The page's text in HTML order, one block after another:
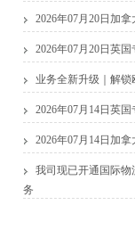
2026年07月20日加
2026年07月20日英
业务全新升级｜解锁
2026年07月14日英
2026年07月14日加
我司现已开通国际
务